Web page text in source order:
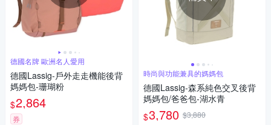
德國名牌 歐洲名人愛用
德國Lassig-戶外走走機能後背
媽媽包-珊瑚粉
$2,864
券
時尚與功能兼具的媽媽包
德國Lassig-森系純色交叉後背
媽媽包/爸爸包-湖水青
$3,780 $3,880